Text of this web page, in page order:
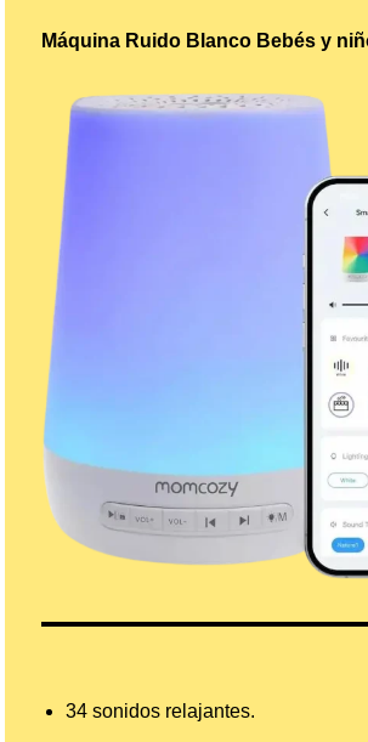
Máquina Ruido Blanco Bebés y
34 sonidos relajantes.